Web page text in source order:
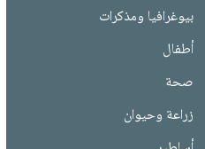
بيوغرافيا ومذكرات
أطفال
صحة
زراعة وحيوان